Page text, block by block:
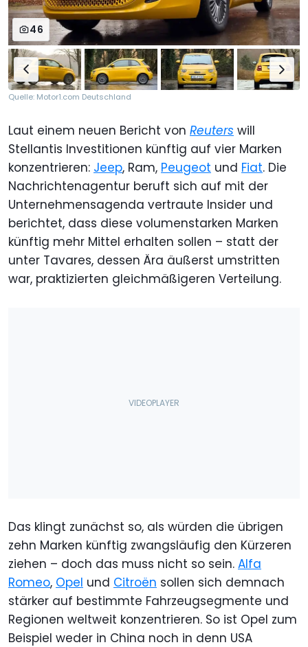
46
Quelle: Motor1.com Deutschland
Laut einem neuen Bericht von Reuters will
Stellantis Investitionen künftig auf vier Marken
konzentrieren: Jeep, Ram, Peugeot und Fiat. Die
Nachrichtenagentur beruft sich auf mit der
Unternehmensagenda vertraute Insider und
berichtet, dass diese volumenstarken Marken
künftig mehr Mittel erhalten sollen – statt der
unter Tavares, dessen Ära äußerst umstritten
war, praktizierten gleichmäßigeren Verteilung.
Das klingt zunächst so, als würden die übrigen
zehn Marken künftig zwangsläufig den Kürzeren
ziehen – doch das muss nicht so sein. Alfa
Romeo, Opel und Citroën sollen sich demnach
stärker auf bestimmte Fahrzeugsegmente und
Regionen weltweit konzentrieren. So ist Opel zum
Beispiel weder in China noch in denn USA